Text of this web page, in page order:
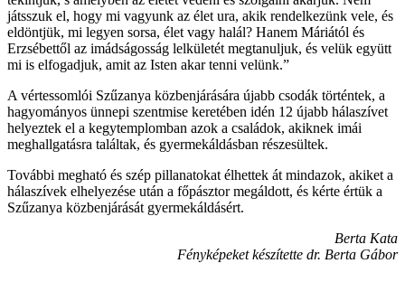
játsszuk el, hogy mi vagyunk az élet ura, akik rendelkezünk vele, és
eldöntjük, mi legyen sorsa, élet vagy halál? Hanem Máriától és
Erzsébettől az imádságosság lelkületét megtanuljuk, és velük együtt
mi is elfogadjuk, amit az Isten akar tenni velünk.”
A vértessomlói Szűzanya közbenjárására újabb csodák történtek, a
hagyományos ünnepi szentmise keretében idén 12 újabb hálaszívet
helyeztek el a kegytemplomban azok a családok, akiknek imái
meghallgatásra találtak, és gyermekáldásban részesültek.
További megható és szép pillanatokat élhettek át mindazok, akiket a
hálaszívek elhelyezése után a főpásztor megáldott, és kérte értük a
Szűzanya közbenjárását gyermekáldásért.
Berta Kata
Fényképeket készítette dr. Berta Gábor